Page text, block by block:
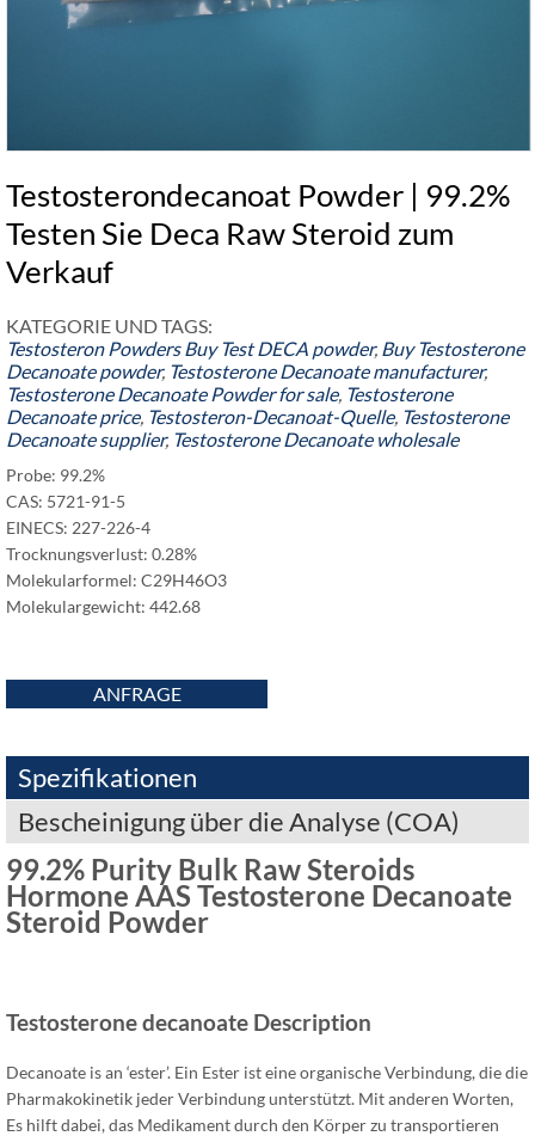
Testosterondecanoat Powder | 99.2%
Testen Sie Deca Raw Steroid zum
Verkauf
KATEGORIE UND TAGS:
Testosteron Powders Buy Test DECA powder, Buy Testosterone
Decanoate powder, Testosterone Decanoate manufacturer,
Testosterone Decanoate Powder for sale, Testosterone
Decanoate price, Testosteron-Decanoat-Quelle, Testosterone
Decanoate supplier, Testosterone Decanoate wholesale
Probe: 99.2%
CAS: 5721-91-5
EINECS: 227-226-4
Trocknungsverlust: 0.28%
Molekularformel: C29H46O3
Molekulargewicht: 442.68
ANFRAGE
Spezifikationen
Bescheinigung über die Analyse (COA)
99.2% Purity Bulk Raw Steroids
Hormone AAS Testosterone Decanoate
Steroid Powder
Testosterone decanoate Description
Decanoate is an ‘ester’. Ein Ester ist eine organische Verbindung, die die
Pharmakokinetik jeder Verbindung unterstützt. Mit anderen Worten,
Es hilft dabei, das Medikament durch den Körper zu transportieren